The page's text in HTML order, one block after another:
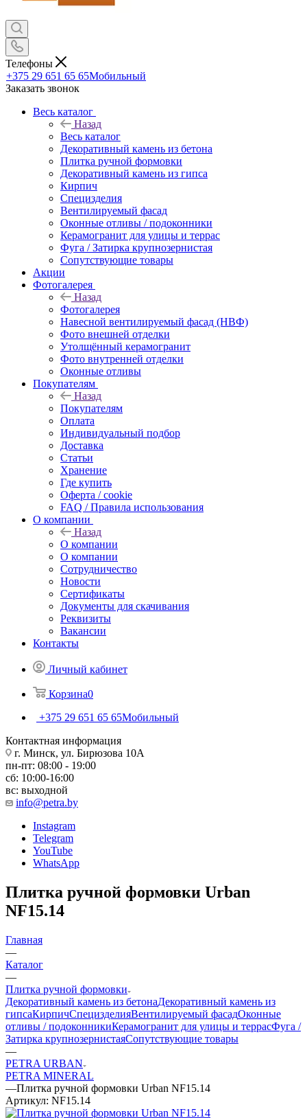
Телефоны
+375 29 651 65 65Мобильный
Заказать звонок
Весь каталог
Назад
Весь каталог
Декоративный камень из бетона
Плитка ручной формовки
Декоративный камень из гипса
Кирпич
Специзделия
Вентилируемый фасад
Оконные отливы / подоконники
Керамогранит для улицы и террас
Фуга / Затирка крупнозернистая
Сопутствующие товары
Акции
Фотогалерея
Назад
Фотогалерея
Навесной вентилируемый фасад (НВФ)
Фото внешней отделки
Утолщённый керамогранит
Фото внутренней отделки
Оконные отливы
Покупателям
Назад
Покупателям
Оплата
Индивидуальный подбор
Доставка
Статьи
Хранение
Где купить
Оферта / cookie
FAQ / Правила использования
О компании
Назад
О компании
О компании
Сотрудничество
Новости
Сертификаты
Документы для скачивания
Реквизиты
Вакансии
Контакты
Личный кабинет
Корзина0
+375 29 651 65 65Мобильный
Контактная информация
г. Минск, ул. Бирюзова 10А
пн-пт: 08:00 - 19:00
сб: 10:00-16:00
вс: выходной
info@petra.by
Instagram
Telegram
YouTube
WhatsApp
Плитка ручной формовки Urban
NF15.14
Главная
—
Каталог
—
Плитка ручной формовки
Декоративный камень из бетонаДекоративный камень из
гипсаКирпичСпецизделияВентилируемый фасадОконные
отливы / подоконникиКерамогранит для улицы и террасФуга /
Затирка крупнозернистаяСопутствующие товары
—
PETRA URBAN
PETRA MINERAL
—Плитка ручной формовки Urban NF15.14
Артикул: NF15.14